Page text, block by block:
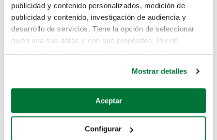
publicidad y contenido personalizados, medición de
publicidad y contenido, investigación de audiencia y
desarrollo de servicios. Tiene la opción de seleccionar
quién usa sus datos y con qué propósitos. Puede
Si lo permite, también quisiéramos:
Recopilar información sobre su ubicación geográfica
Identificar su dispositivo analizándolo activamente
Mostrar detalles
Aceptar
Configurar
te hemos traido hasta aquí.
Pero puedes encontrar el coche que estás
buscando en alguno de estos enlaces:
Coches de segunda mano
Coches de km0